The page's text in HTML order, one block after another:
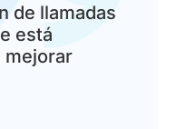
de llamadas
está
mejorar